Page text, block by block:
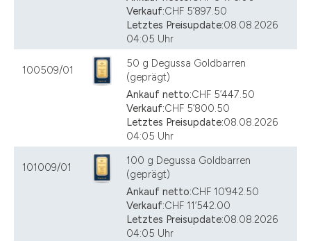
Verkauf:CHF 5’897.50
Letztes Preisupdate:08.08.2026
04:05 Uhr
100509/01
50 g Degussa Goldbarren
(geprägt)
Ankauf netto:CHF 5’447.50
Verkauf:CHF 5’800.50
Letztes Preisupdate:08.08.2026
04:05 Uhr
101009/01
100 g Degussa Goldbarren
(geprägt)
Ankauf netto:CHF 10’942.50
Verkauf:CHF 11’542.00
Letztes Preisupdate:08.08.2026
04:05 Uhr